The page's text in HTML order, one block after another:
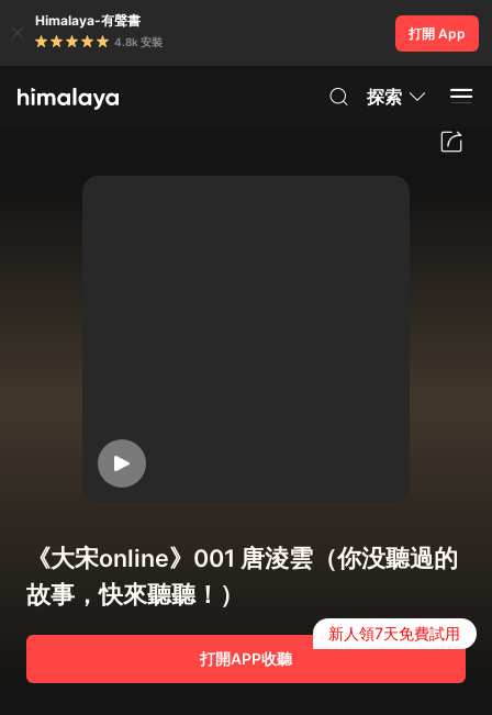
Himalaya-有聲書
4.8k 安裝
打開 App
探索
《大宋online》001 唐淩雲（你没聽過的
故事，快來聽聽！）
打開APP收聽
新人領7天免費試用